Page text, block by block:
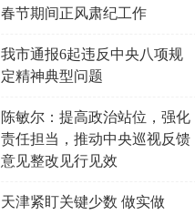
春节期间正风肃纪工作
我市通报6起违反中央八项规
定精神典型问题
陈敏尔：提高政治站位，强化
责任担当，推动中央巡视反馈
意见整改见行见效
天津紧盯关键少数 做实做